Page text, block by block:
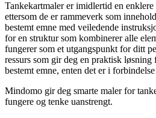
Tankekartmaler er imidlertid en
ettersom de er rammeverk som
bestemt emne med veiledende
for en struktur som kombinerer alle
fungerer som et utgangspunkt for ditt
ressurs som gir deg en praktisk løsning
bestemt emne, enten det er i
Mindomo gir deg smarte maler for
fungere og tenke uanstrengt.